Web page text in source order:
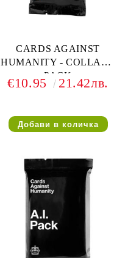
CARDS AGAINST
HUMANITY - COLLAGE
PACK
€10.95 21.42лв.